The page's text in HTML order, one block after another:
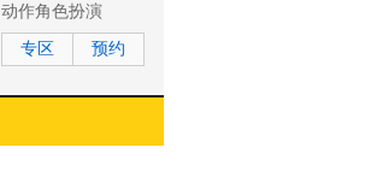
动作角色扮演
专区 预约